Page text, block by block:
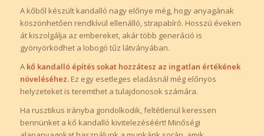
A kőből készült kandalló nagy előnye még, hogy anyagának
köszönhetően rendkívül ellenálló, strapabíró. Hosszú éveken
át kiszolgálja az embereket, akár több generáció is
gyönyörködhet a lobogó tűz látványában.
Akő kandalló építés sokat hozzátesz az ingatlan értékének
növeléséhez.Ez egy esetleges eladásnál még előnyös
helyzeteket is teremthet a tulajdonosok számára.
Ha rusztikus irányba gondolkodik, feltétlenül keressen
bennünket a kő kandalló kivitelezéséért! Minőségi